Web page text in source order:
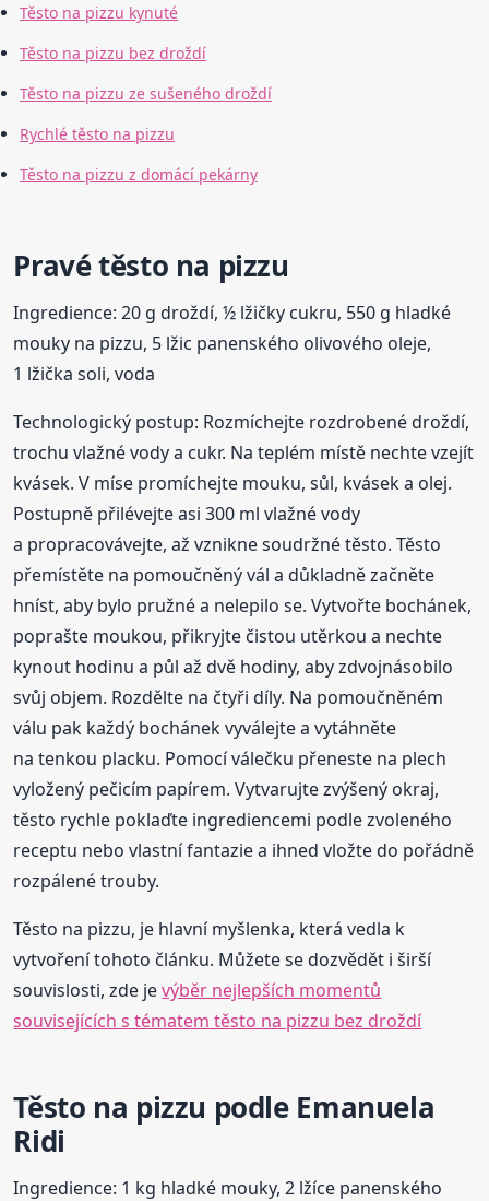
Těsto na pizzu kynuté
Těsto na pizzu bez droždí
Těsto na pizzu ze sušeného droždí
Rychlé těsto na pizzu
Těsto na pizzu z domácí pekárny
Pravé těsto na pizzu
Ingredience: 20 g droždí, ½ lžičky cukru, 550 g hladké
mouky na pizzu, 5 lžic panenského olivového oleje,
1 lžička soli, voda
Technologický postup: Rozmíchejte rozdrobené droždí,
trochu vlažné vody a cukr. Na teplém místě nechte vzejít
kvásek. V míse promíchejte mouku, sůl, kvásek a olej.
Postupně přilévejte asi 300 ml vlažné vody
a propracovávejte, až vznikne soudržné těsto. Těsto
přemístěte na pomoučněný vál a důkladně začněte
hníst, aby bylo pružné a nelepilo se. Vytvořte bochánek,
poprašte moukou, přikryjte čistou utěrkou a nechte
kynout hodinu a půl až dvě hodiny, aby zdvojnásobilo
svůj objem. Rozdělte na čtyři díly. Na pomoučněném
válu pak každý bochánek vyválejte a vytáhněte
na tenkou placku. Pomocí válečku přeneste na plech
vyložený pečicím papírem. Vytvarujte zvýšený okraj,
těsto rychle poklaďte ingrediencemi podle zvoleného
receptu nebo vlastní fantazie a ihned vložte do pořádně
rozpálené trouby.
Těsto na pizzu, je hlavní myšlenka, která vedla k
vytvoření tohoto článku. Můžete se dozvědět i širší
souvislosti, zde jevýběr nejlepších momentů
souvisejících s tématem těsto na pizzu bez droždí
Těsto na pizzu podle Emanuela
Ridi
Ingredience: 1 kg hladké mouky, 2 lžíce panenského